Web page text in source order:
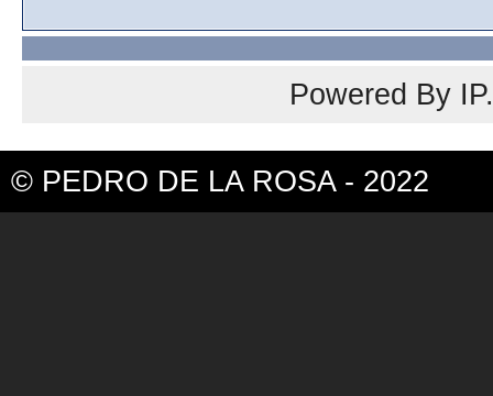
Powered By
© PEDRO DE LA ROSA - 2022